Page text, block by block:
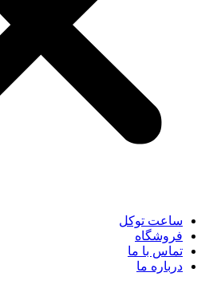
ساعت توکل
فروشگاه
تماس با ما
درباره ما